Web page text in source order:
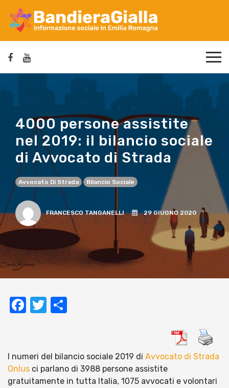
4000 persone assistite
nel 2019: il bilancio sociale
di Avvocato di Strada
Avvocato Di Strada Bilancio Sociale
FRANCESCO TANGANELLI 29 GIUGNO 2020
Facebook
Twitter
I numeri del bilancio sociale 2019 di Avvocato di Strada
Onlus ci parlano di 3988 persone assistite
gratuitamente in tutta Italia, 1075 avvocati e volontari